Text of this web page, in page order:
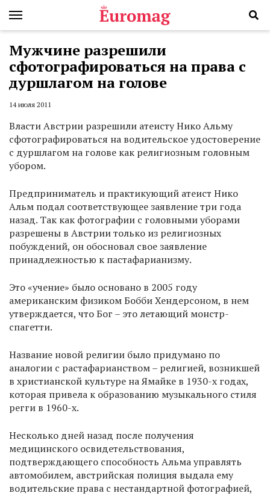
Мужчине разрешили
сфотографироваться на права с
дуршлагом на голове
14 июля 2011
Власти Австрии разрешили атеисту Нико Альму
сфотографироваться на водительское удостоверение
с дуршлагом на голове как религиозным головным
убором.
Предприниматель и практикующий атеист Нико
Альм подал соответствующее заявление три года
назад. Так как фотографии с головными уборами
разрешены в Австрии только из религиозных
побуждений, он обосновал свое заявление
принадлежностью к пастафарианизму.
Это «учение» было основано в 2005 году
американским физиком Бобби Хендерсоном, в нем
утверждается, что Бог – это летающий монстр-
спагетти.
Название новой религии было придумано по
аналогии с растафарианством – религией, возникшей
в христианской культуре на Ямайке в 1930-х годах,
которая привела к образованию музыкального стиля
регги в 1960-х.
Несколько дней назад после получения
медицинского освидетельствования,
подтверждающего способность Альма управлять
автомобилем, австрийская полиция выдала ему
водительские права с нестандартной фотографией,